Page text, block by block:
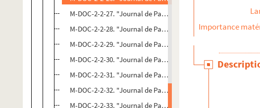
M-DOC-2-2-27. "Journal de Paris" (septembre à octobre 1788,
M-DOC-2-2-28. "Journal de Paris" (septembre à octobre 1788,
M-DOC-2-2-29. "Journal de Paris" (septembre à octobre 1788,
M-DOC-2-2-30. "Journal de Paris" (septembre à octobre 1788,
M-DOC-2-2-31. "Journal de Paris" (septembre à octobre 1788,
M-DOC-2-2-32. "Journal de Paris" (septembre à octobre 1788,
M-DOC-2-2-33. "Journal de Paris" (septembre à octobre 1788,
Importance